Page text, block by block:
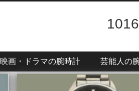
映画・ドラマの腕時計 芸能人の